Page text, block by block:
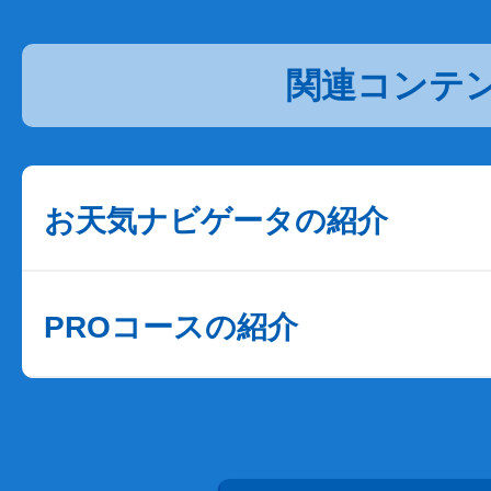
関連コンテ
お天気ナビゲータの紹介
PROコースの紹介